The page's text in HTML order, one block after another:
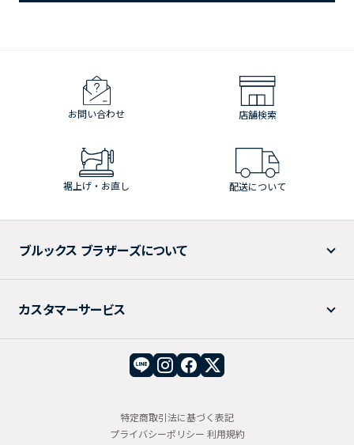
お問い合わせ 店舗検索
裾上げ・お直し 配送について
ブルックス ブラザーズについて
カスタマーサービス
特定商取引法に基づく表記
プライバシーポリシー 利用規約